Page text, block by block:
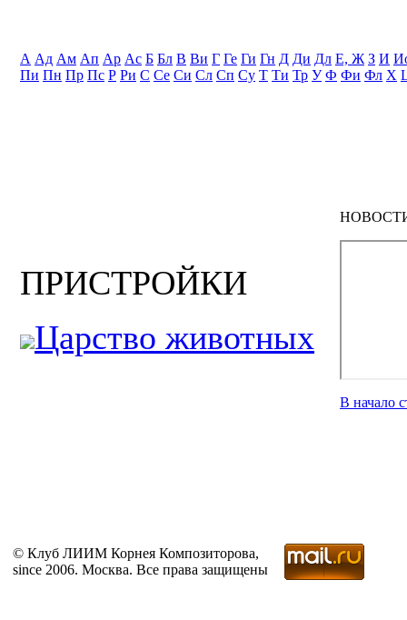
А Ад Ам Ап Ар Ас Б Бл В Ви Г Ге Ги Гн Д Ди Дл Е, Ж З И
Пи Пн Пр Пс Р Ри С Се Си Сл Сп Су Т Ти Тр У Ф Фи Фл Х
ПРИСТРОЙКИ
Царство животных
В начало
© Клуб ЛИИМ Корнея Композиторова,
since 2006. Москва. Все права защищены